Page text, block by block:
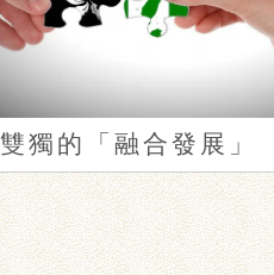
獨的「融合發展」